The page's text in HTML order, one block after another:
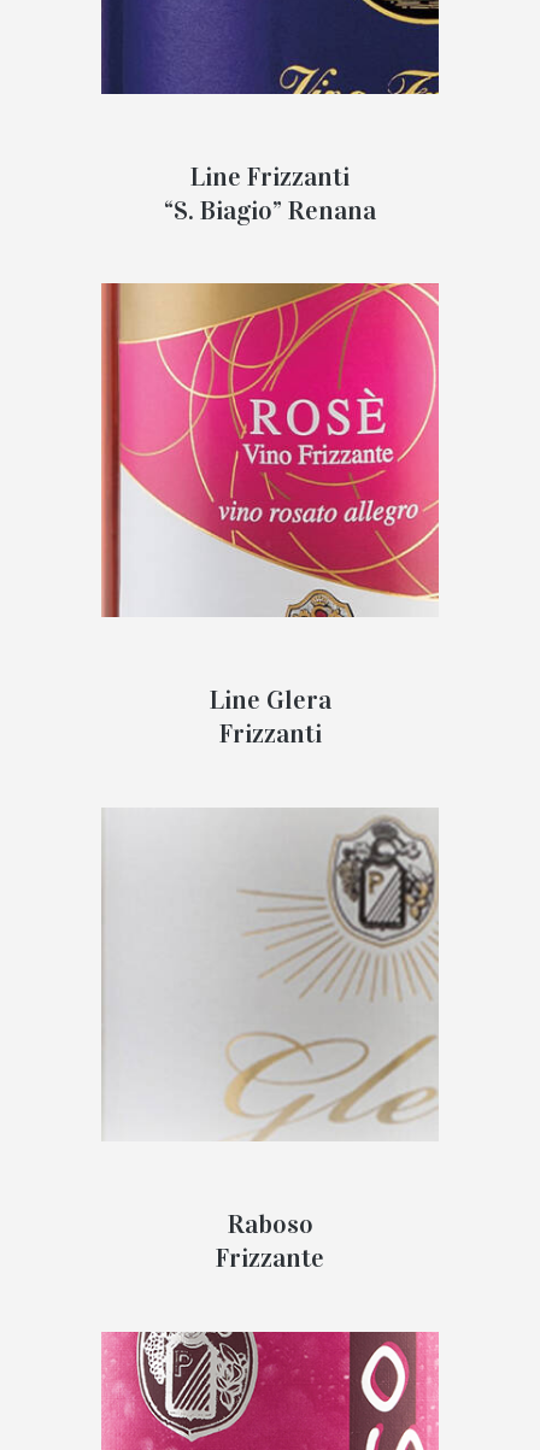
Line Frizzanti
“S. Biagio” Renana
Line Glera
Frizzanti
Raboso
Frizzante